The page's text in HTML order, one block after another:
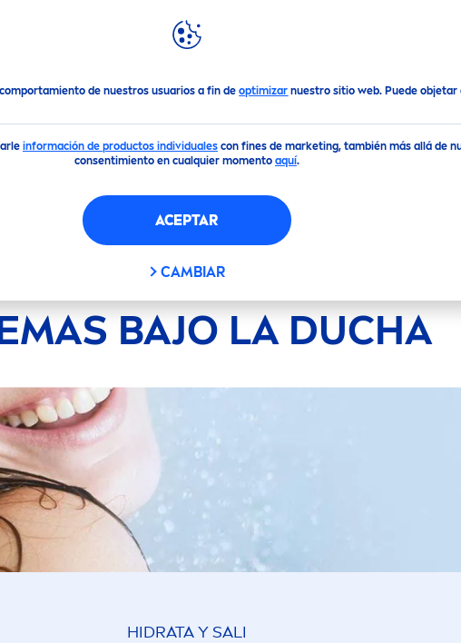
de nuestros usuarios a fin deoptimizar nuestro sitio web. Puede
información de productos individualescon fines de marketing, también más allá de
consentimiento en cualquier momento aquí.
ACEPTAR
CAMBIAR
DESTACADOS
BAJO LA DUCHA
HIDRATA Y SALI